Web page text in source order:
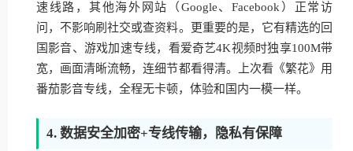
速线路，其他海外网站（Google、Facebook）正常访
问，不影响刷社交或查资料。更重要的是，它有精选的回
国影音、游戏加速专线，看爱奇艺4K视频时独享100M带
宽，画面清晰流畅，连细节都看得清。上次看《繁花》用
番茄影音专线，全程无卡顿，体验和国内一模一样。
4. 数据安全加密+专线传输，隐私有保障